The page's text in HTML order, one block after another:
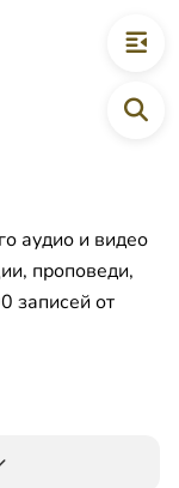
аудио и видео
проповеди,
записей от